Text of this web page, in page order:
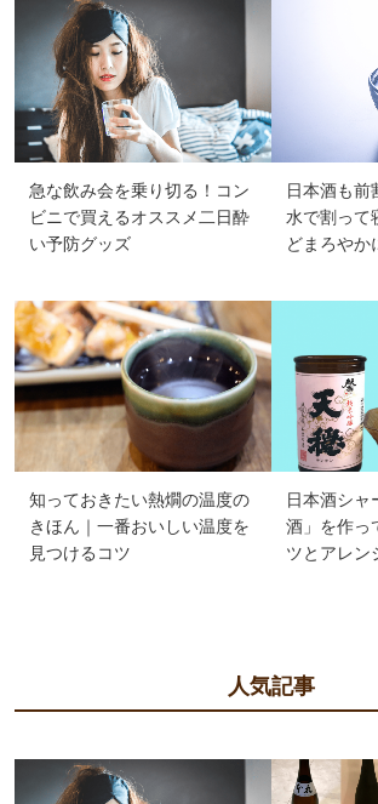
急な飲み会を乗り切る！コン
ビニで買えるオススメ二日酔
い予防グッズ
日本酒も前
水で割って
どまろやか
知っておきたい熱燗の温度の
きほん｜一番おいしい温度を
見つけるコツ
日本酒シャ
酒」を作っ
ツとアレン
人気記事